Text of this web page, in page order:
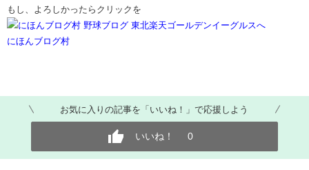
もし、よろしかったらクリックを
にほんブログ村
お気に入りの記事を「いいね！」で応援しよう
いいね！ 0